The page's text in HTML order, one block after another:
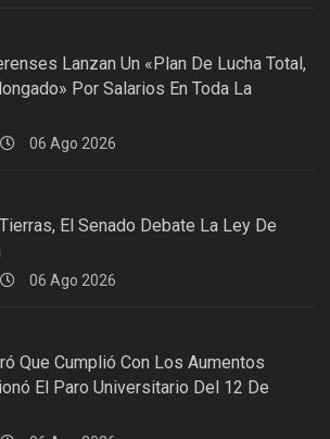
Lanzan Un «plan De Lucha Total,
Por Salarios En Toda La
06 Ago 2026
El Senado Debate La Ley De
06 Ago 2026
Que Cumplió Con Los Aumentos
El Paro Universitario Del 12 De